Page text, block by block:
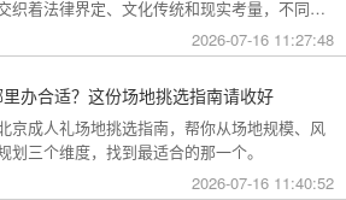
织着法律界定、文化传统和现实考量，不同的
2026-07-16 11:27:48
办合适？这份场地挑选指南请收好
京成人礼场地挑选指南，帮你从场地规模、风
划三个维度，找到最适合的那一个。
2026-07-16 11:40:52